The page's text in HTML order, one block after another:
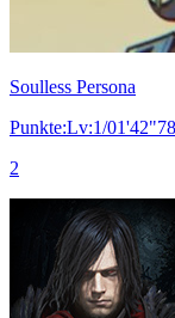
Soulless Persona
Punkte:Lv:1/01'42"78
2